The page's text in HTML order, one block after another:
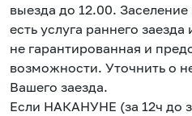
выезда до 12.00. Заселение
есть услуга раннего
не гарантированная и
возможности. Уточнить о
Вашего заезда.
Если НАКАНУНЕ (за 12ч до